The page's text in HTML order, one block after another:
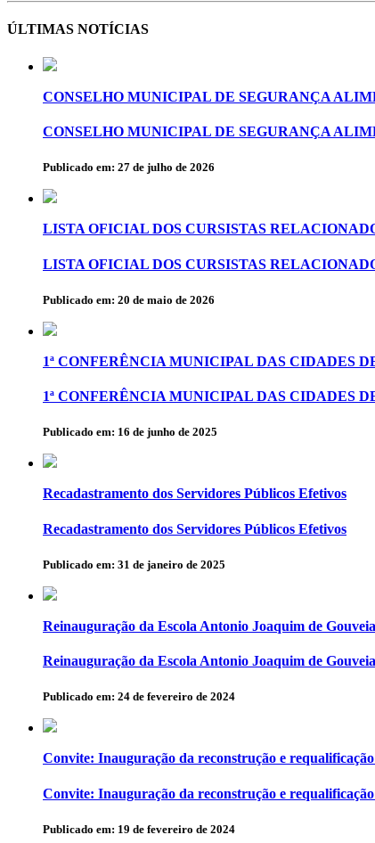
ÚLTIMAS NOTÍCIAS
CONSELHO MUNICIPAL DE SEGURANÇA
CONSELHO MUNICIPAL DE SEGURANÇA
Publicado em: 27 de julho de 2026
LISTA OFICIAL DOS CURSISTAS
LISTA OFICIAL DOS CURSISTAS
Publicado em: 20 de maio de 2026
1ª CONFERÊNCIA MUNICIPAL DAS CIDADES
1ª CONFERÊNCIA MUNICIPAL DAS CIDADES
Publicado em: 16 de junho de 2025
Recadastramento dos Servidores Públicos Efetivos
Recadastramento dos Servidores Públicos Efetivos
Publicado em: 31 de janeiro de 2025
Reinauguração da Escola Antonio Joaquim de
Reinauguração da Escola Antonio Joaquim de
Publicado em: 24 de fevereiro de 2024
Convite: Inauguração da reconstrução e
Convite: Inauguração da reconstrução e
Publicado em: 19 de fevereiro de 2024